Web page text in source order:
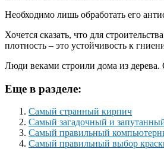
Необходимо лишь обработать его
Хочется сказать, что для
плотность – это устойчивость к
Люди веками строили дома из дерева.
Еще в разделе:
Самый странный кирпич
Самый загадочный и
Самый правильный
Самый правильный выбор